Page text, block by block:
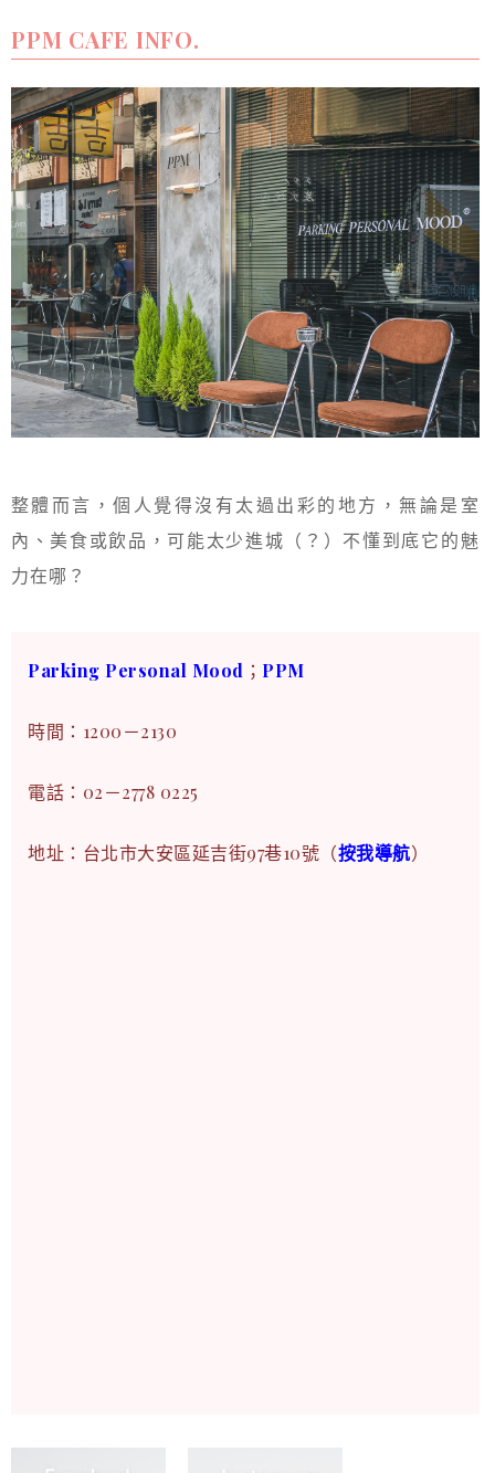
PPM CAFE INFO.
整體而言，個人覺得沒有太過出彩的地方，無論是室
內、美食或飲品，可能太少進城（？）不懂到底它的魅
力在哪？
Parking Personal Mood ； PPM
時間：1200－2130
電話：02－2778 0225
地址：台北市大安區延吉街97巷10號（按我導航）